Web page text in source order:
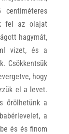
fel az olajat
hagymát,
vizet, és a
Csökkentsük
hogy
el a levet.
őrölhetünk a
a
és és finom